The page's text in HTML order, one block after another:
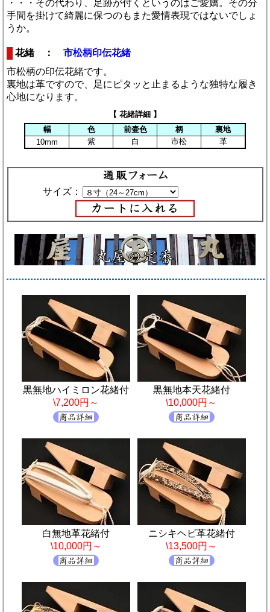
・・・その代わり、足跡が付くというのはご愛嬌。その分
手間を掛けて綺麗に保つのもまた愛情表現ではないでしょ
うか。
花緒 ：市松柄印伝花緒
市松柄の印伝花緒です。
裏地は革ですので、足にピタッと止まるような独特な履き
心地になります。
【 花緒詳細 】
幅
色 前壷色 柄
裏地
10mm
紫 白 市松 革
サイズ：
黒無地ハイミロン花緒付
\7,200円～
黒無地本天花緒付
\10,000円～
白無地革花緒付
\10,000円～
ニシキヘビ革花緒付
\13,500円～